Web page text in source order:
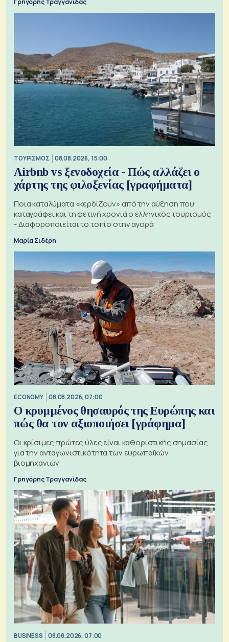
ΤΟΥΡΙΣΜΟΣ 08.08.2026, 15:00
Airbnb vs ξενοδοχεία - Πώς αλλάζει ο
χάρτης της φιλοξενίας [γραφήματα]
Ποια καταλύματα «κερδίζουν» από την αύξηση που
καταγράφει και τη φετινή χρονιά ο ελληνικός τουρισμός
- Διαφοροποιείται το τοπίο στην αγορά
Μαρία Σιδέρη
ECONOMY 08.08.2026, 07:00
Ο κρυμμένος θησαυρός της Ευρώπης και
πώς θα τον αξιοποιήσει [γράφημα]
Οι κρίσιμες πρώτες ύλες είναι καθοριστικής σημασίας
για την ανταγωνιστικότητα των ευρωπαϊκών
βιομηχανιών
Γρηγόρης Τραγγανίδας
BUSINESS 08.08.2026, 07:00